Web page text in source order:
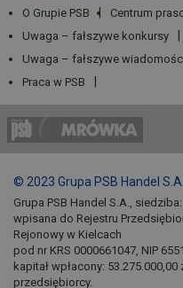
O Grupie PSB Centrum
Uwaga – fałszywe konkursy
Uwaga – fałszywe
Praca w PSB
© 2023 Grupa PSB Handel
Grupa PSB Handel S.A.,
wpisana do Rejestru
Rejonowy w Kielcach
pod nr KRS 0000661047, NIP
kapitał wpłacony:
przedsiębiorcy.